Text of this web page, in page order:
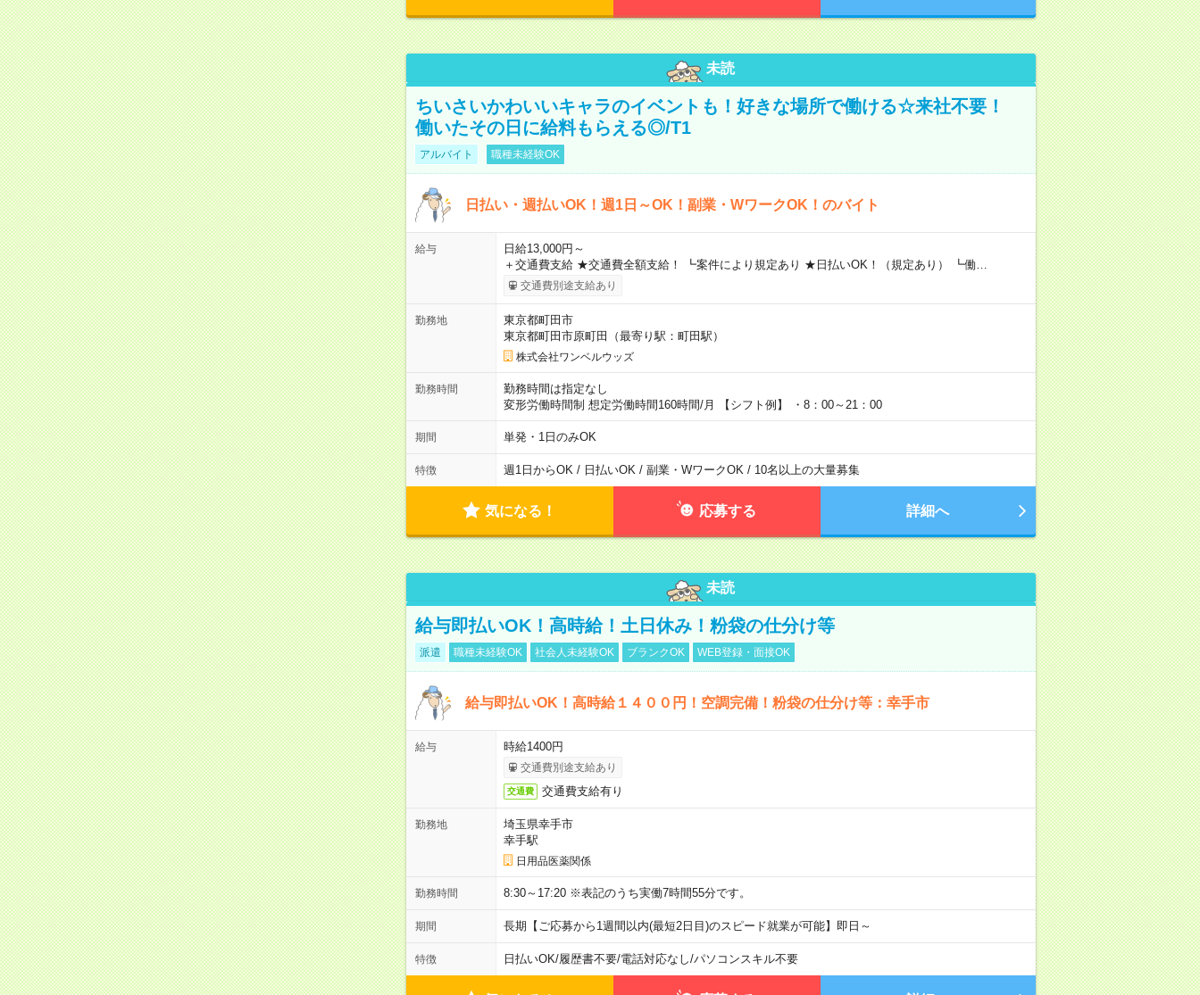
未読
ちいさいかわいいキャラのイベントも！好きな場所で働ける☆来社不要！
働いたその日に給料もらえる◎/T1
アルバイト 職種未経験OK
日払い・週払いOK！週1日～OK！副業・WワークOK！のバイト
給与
日給13,000円～
＋交通費支給 ★交通費全額支給！ ┗案件により規定あり ★日払いOK！（規定あり） ┗働…
交通費別途支給あり
勤務地
東京都町田市
東京都町田市原町田（最寄り駅：町田駅）
株式会社ワンベルウッズ
勤務時間
勤務時間は指定なし
変形労働時間制 想定労働時間160時間/月 【シフト例】 ・8：00～21：00
期間 単発・1日のみOK
特徴 週1日からOK / 日払いOK / 副業・WワークOK / 10名以上の大量募集
気になる！ 応募する 詳細へ
未読
給与即払いOK！高時給！土日休み！粉袋の仕分け等
派遣 職種未経験OK 社会人未経験OK ブランクOK WEB登録・面接OK
給与即払いOK！高時給１４００円！空調完備！粉袋の仕分け等：幸手市
給与 時給1400円
交通費別途支給あり
交通費 交通費支給有り
勤務地
埼玉県幸手市
幸手駅
日用品医薬関係
勤務時間 8:30～17:20 ※表記のうち実働7時間55分です。
期間 長期【ご応募から1週間以内(最短2日目)のスピード就業が可能】即日～
特徴 日払いOK/履歴書不要/電話対応なし/パソコンスキル不要